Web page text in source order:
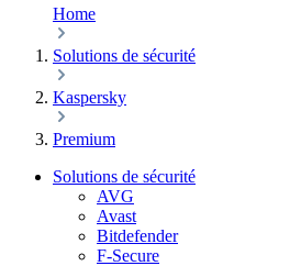
Home
Solutions de sécurité
Kaspersky
Premium
Solutions de sécurité
AVG
Avast
Bitdefender
F-Secure